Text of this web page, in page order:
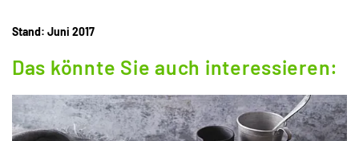
Stand: Juni 2017
Das könnte Sie auch interessieren: